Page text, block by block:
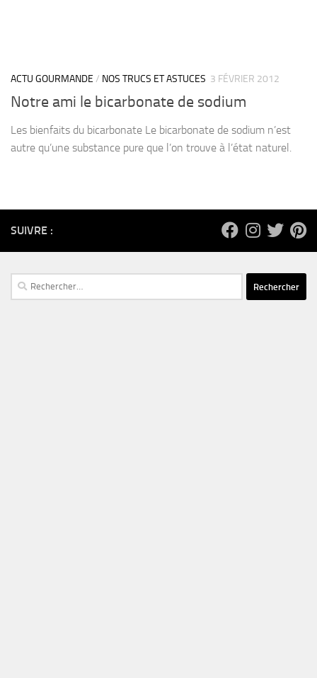
ACTU GOURMANDE / NOS TRUCS ET ASTUCES 3 FÉVRIER 2012
Notre ami le bicarbonate de sodium
Les bienfaits du bicarbonate Le bicarbonate de sodium n’est
autre qu’une substance pure que l’on trouve à l’état naturel.
SUIVRE :
Rechercher :